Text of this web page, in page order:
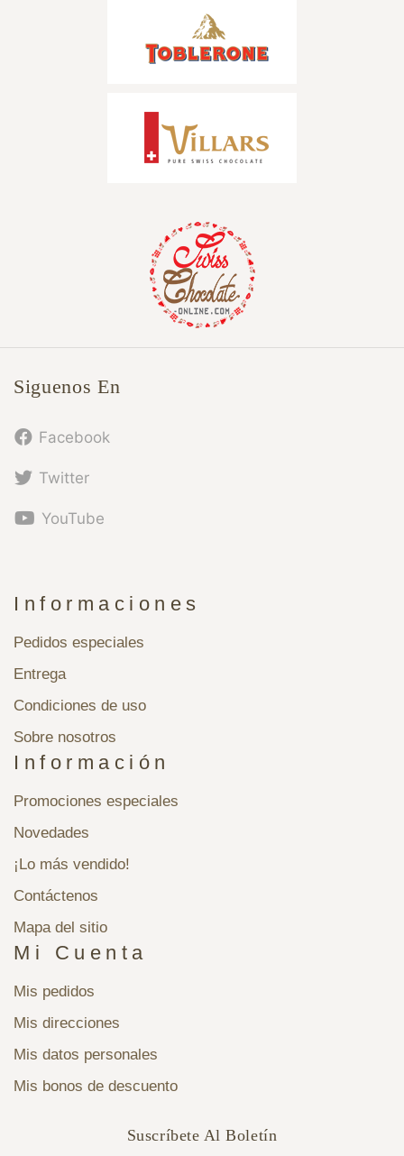
Siguenos En
Facebook
Twitter
YouTube
Informaciones
Pedidos especiales
Entrega
Condiciones de uso
Sobre nosotros
Información
Promociones especiales
Novedades
¡Lo más vendido!
Contáctenos
Mapa del sitio
Mi Cuenta
Mis pedidos
Mis direcciones
Mis datos personales
Mis bonos de descuento
Suscríbete Al Boletín